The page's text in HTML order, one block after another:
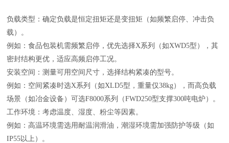
负载类型：确定负载是恒定扭矩还是变扭矩（如频繁启停、冲击负
载）。
例如：食品包装机需频繁启停，优先选择X系列（如XWD5型），其
密封结构更优，适应高频启停工况。
安装空间：测量可用空间尺寸，选择结构紧凑的型号。
例如：空间紧凑时选X系列（如XLD5型，重量仅38kg），而高负载
场景（如冶金设备）可选F8000系列（FWD250型支撑300吨电炉）。
工作环境：考虑温度、湿度、粉尘等因素。
例如：高温环境需选用耐温润滑油，潮湿环境需加强防护等级（如
IP55以上）。